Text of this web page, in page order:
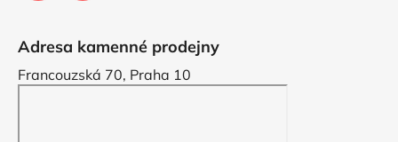
Adresa kamenné prodejny
Francouzská 70, Praha 10